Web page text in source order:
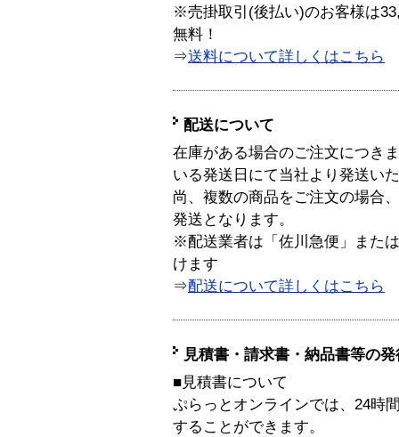
※売掛取引(後払い)のお客様は
無料！
⇒送料について詳しくはこちら
配送について
在庫がある場合のご注文につき
いる発送日にて当社より発送い
尚、複数の商品をご注文の場合
発送となります。
※配送業者は「佐川急便」また
けます
⇒配送について詳しくはこちら
見積書・請求書・納品書等の
■見積書について
ぷらっとオンラインでは、24時
することができます。